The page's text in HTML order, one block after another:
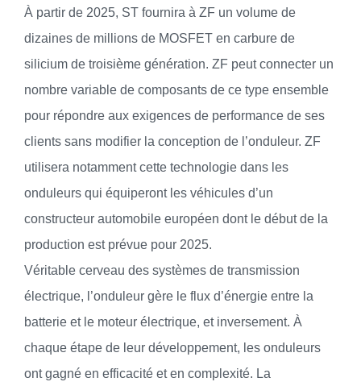
À partir de 2025, ST fournira à ZF un volume de
dizaines de millions de MOSFET en carbure de
silicium de troisième génération. ZF peut connecter un
nombre variable de composants de ce type ensemble
pour répondre aux exigences de performance de ses
clients sans modifier la conception de l’onduleur. ZF
utilisera notamment cette technologie dans les
onduleurs qui équiperont les véhicules d’un
constructeur automobile européen dont le début de la
production est prévue pour 2025.
Véritable cerveau des systèmes de transmission
électrique, l’onduleur gère le flux d’énergie entre la
batterie et le moteur électrique, et inversement. À
chaque étape de leur développement, les onduleurs
ont gagné en efficacité et en complexité. La